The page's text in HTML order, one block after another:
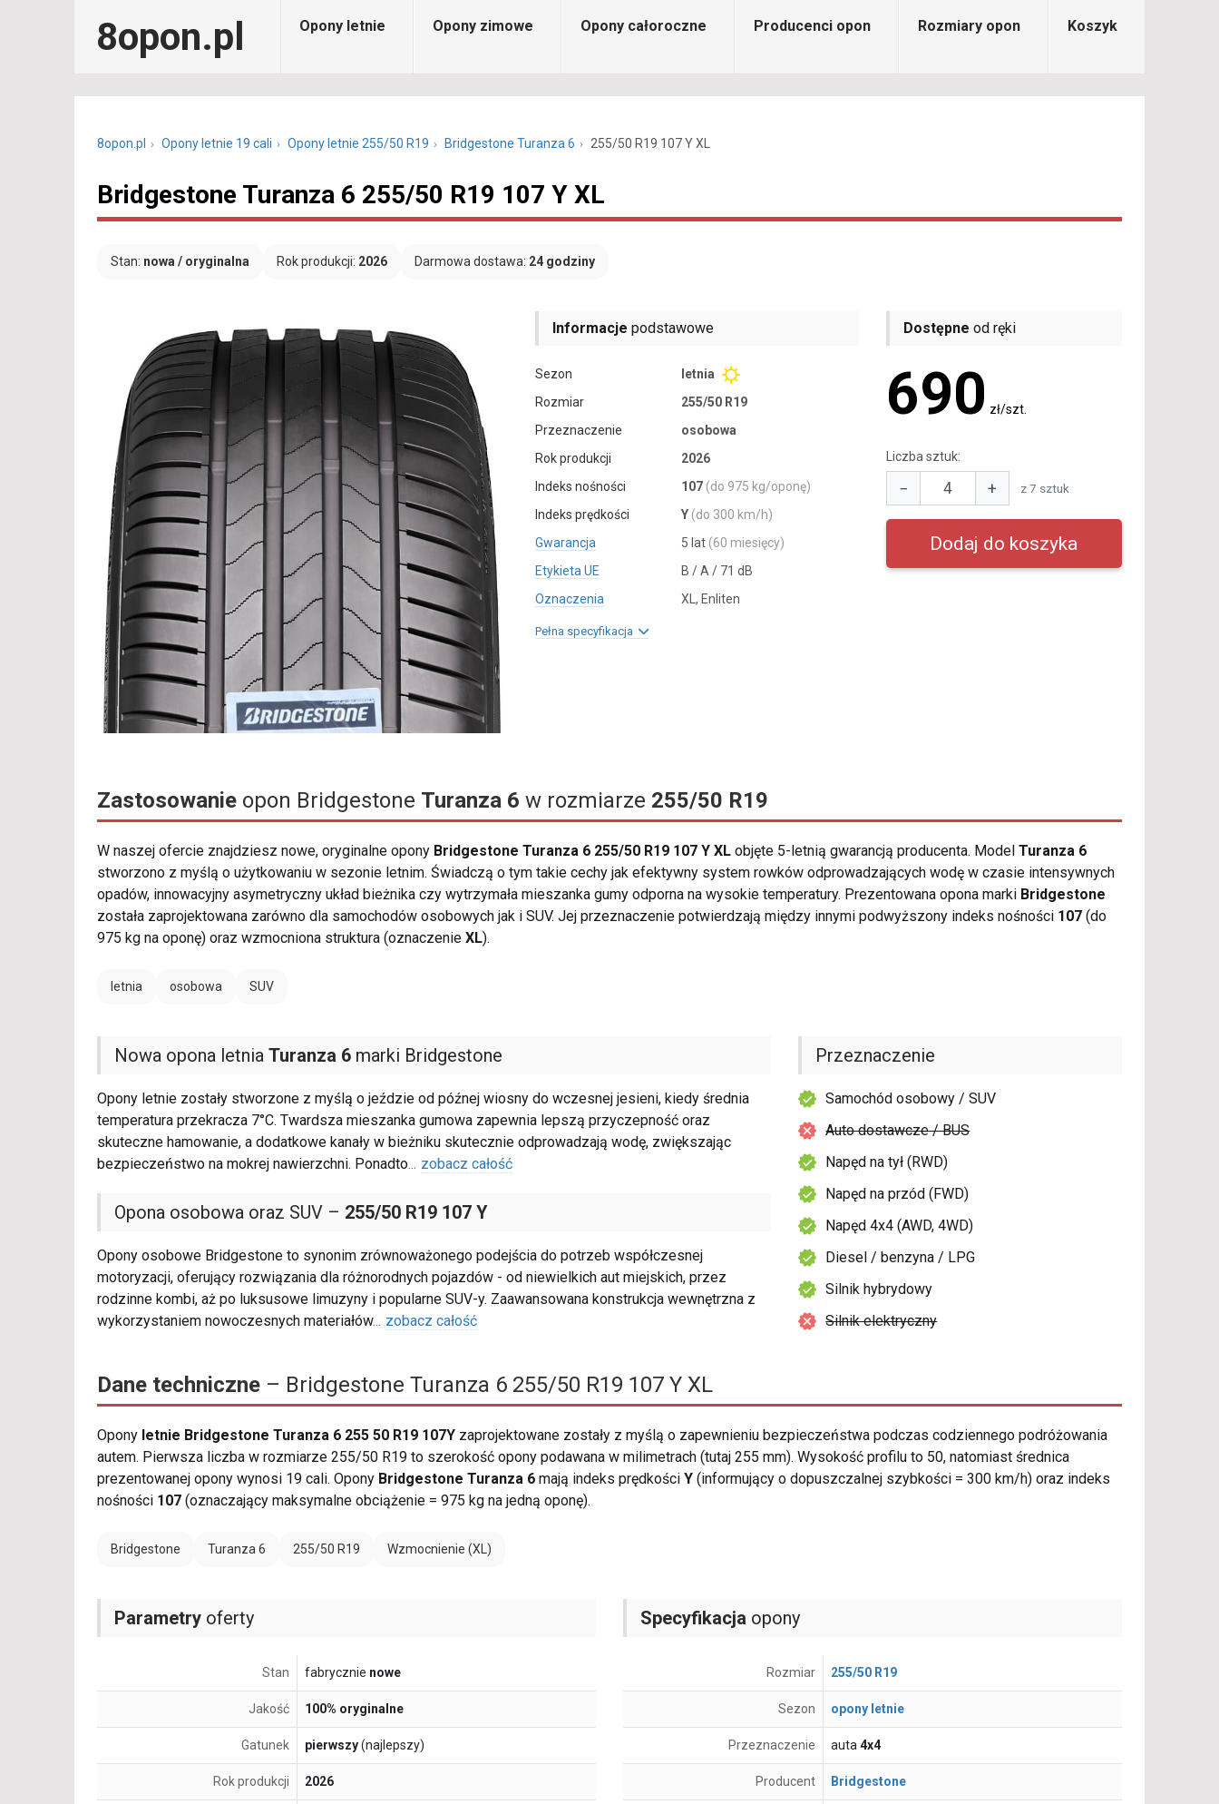
8opon.pl Opony letnie Opony zimowe Opony całoroczne Producenci opon Rozmiary opon Koszyk
8opon.pl Opony letnie 19 cali Opony letnie 255/50 R19 Bridgestone Turanza 6 255/50 R19 107 Y XL
Bridgestone Turanza 6 255/50 R19 107 Y XL
Stan: nowa / oryginalna Rok produkcji: 2026 Darmowa dostawa: 24 godziny
Informacje podstawowe
Sezon
letnia
Rozmiar
255/50 R19
Przeznaczenie
osobowa
Rok produkcji
2026
Indeks nośności
107 (do 975 kg/oponę)
Indeks prędkości
Y (do 300 km/h)
Gwarancja
5 lat (60 miesięcy)
Etykieta UE
B / A / 71 dB
Oznaczenia
XL, Enliten
Pełna specyfikacja
Dostępne od ręki
690 zł/szt.
Liczba sztuk:
− + z 7 sztuk
Zastosowanie opon Bridgestone Turanza 6 w rozmiarze 255/50 R19
W naszej ofercie znajdziesz nowe, oryginalne opony Bridgestone Turanza 6 255/50 R19 107 Y XL objęte 5-letnią gwarancją producenta. Model Turanza 6
stworzono z myślą o użytkowaniu w sezonie letnim. Świadczą o tym takie cechy jak efektywny system rowków odprowadzających wodę w czasie intensywnych
opadów, innowacyjny asymetryczny układ bieżnika czy wytrzymała mieszanka gumy odporna na wysokie temperatury. Prezentowana opona marki Bridgestone
została zaprojektowana zarówno dla samochodów osobowych jak i SUV. Jej przeznaczenie potwierdzają między innymi podwyższony indeks nośności 107 (do
975 kg na oponę) oraz wzmocniona struktura (oznaczenie XL).
letnia osobowa SUV
Nowa opona letnia Turanza 6 marki Bridgestone
Opony letnie zostały stworzone z myślą o jeździe od późnej wiosny do wczesnej jesieni, kiedy średnia
temperatura przekracza 7°C. Twardsza mieszanka gumowa zapewnia lepszą przyczepność oraz
skuteczne hamowanie, a dodatkowe kanały w bieżniku skutecznie odprowadzają wodę, zwiększając
bezpieczeństwo na mokrej nawierzchni. Ponadto... zobacz całość
Opona osobowa oraz SUV – 255/50 R19 107 Y
Opony osobowe Bridgestone to synonim zrównoważonego podejścia do potrzeb współczesnej
motoryzacji, oferujący rozwiązania dla różnorodnych pojazdów - od niewielkich aut miejskich, przez
rodzinne kombi, aż po luksusowe limuzyny i popularne SUV-y. Zaawansowana konstrukcja wewnętrzna z
wykorzystaniem nowoczesnych materiałów... zobacz całość
Przeznaczenie
Samochód osobowy / SUV
Auto dostawcze / BUS
Napęd na tył (RWD)
Napęd na przód (FWD)
Napęd 4x4 (AWD, 4WD)
Diesel / benzyna / LPG
Silnik hybrydowy
Silnik elektryczny
Dane techniczne – Bridgestone Turanza 6 255/50 R19 107 Y XL
Opony letnie Bridgestone Turanza 6 255 50 R19 107Y zaprojektowane zostały z myślą o zapewnieniu bezpieczeństwa podczas codziennego podróżowania
autem. Pierwsza liczba w rozmiarze 255/50 R19 to szerokość opony podawana w milimetrach (tutaj 255 mm). Wysokość profilu to 50, natomiast średnica
prezentowanej opony wynosi 19 cali. Opony Bridgestone Turanza 6 mają indeks prędkości Y (informujący o dopuszczalnej szybkości = 300 km/h) oraz indeks
nośności 107 (oznaczający maksymalne obciążenie = 975 kg na jedną oponę).
Bridgestone Turanza 6 255/50 R19 Wzmocnienie (XL)
Parametry oferty
Stan fabrycznie nowe
Jakość 100% oryginalne
Gatunek pierwszy(najlepszy)
Rok produkcji 2026
Specyfikacja opony
Rozmiar 255/50 R19
Sezon opony letnie
Przeznaczenie auta4x4
Producent Bridgestone